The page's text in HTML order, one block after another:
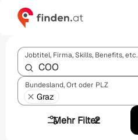
Jobtitel, Firma, Skills, Benefits, etc.
Bundesland, Ort oder PLZ
Graz
Mehr Filter
2